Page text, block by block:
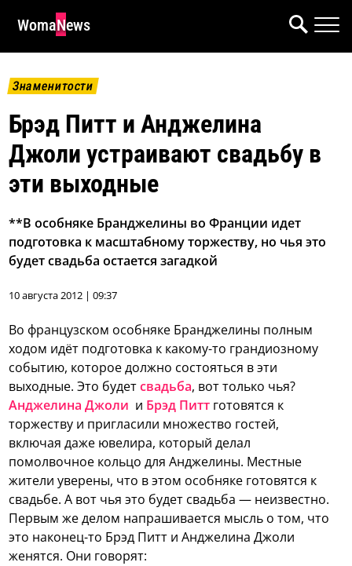
WomaNews
Знаменитости
Брэд Питт и Анджелина
Джоли устраивают свадьбу в
эти выходные
**В особняке Бранджелины во Франции идет
подготовка к масштабному торжеству, но чья это
будет свадьба остается загадкой
10 августа 2012 | 09:37
Во французском особняке Бранджелины полным
ходом идёт подготовка к какому-то грандиозному
событию, которое должно состояться в эти
выходные. Это будетсвадьба, вот только чья?
Анджелина Джоли и Брэд Питт готовятся к
торжеству и пригласили множество гостей,
включая даже ювелира, который делал
помолвочное кольцо для Анджелины. Местные
жители уверены, что в этом особняке готовятся к
свадьбе. А вот чья это будет свадьба — неизвестно.
Первым же делом напрашивается мысль о том, что
это наконец-то Брэд Питт и Анджелина Джоли
женятся. Они говорят: